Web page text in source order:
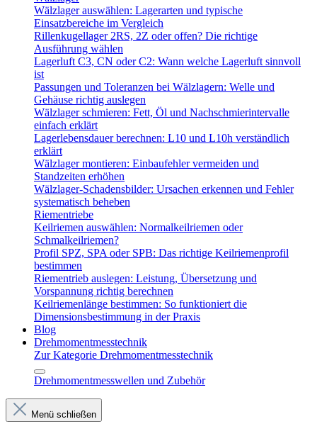
Wälzlager auswählen: Lagerarten und typische
Einsatzbereiche im Vergleich
Rillenkugellager 2RS, 2Z oder offen? Die richtige
Ausführung wählen
Lagerluft C3, CN oder C2: Wann welche Lagerluft sinnvoll
ist
Passungen und Toleranzen bei Wälzlagern: Welle und
Gehäuse richtig auslegen
Wälzlager schmieren: Fett, Öl und Nachschmierintervalle
einfach erklärt
Lagerlebensdauer berechnen: L10 und L10h verständlich
erklärt
Wälzlager montieren: Einbaufehler vermeiden und
Standzeiten erhöhen
Wälzlager-Schadensbilder: Ursachen erkennen und Fehler
systematisch beheben
Riementriebe
Keilriemen auswählen: Normalkeilriemen oder
Schmalkeilriemen?
Profil SPZ, SPA oder SPB: Das richtige Keilriemenprofil
bestimmen
Riementrieb auslegen: Leistung, Übersetzung und
Vorspannung richtig berechnen
Keilriemenlänge bestimmen: So funktioniert die
Dimensionsbestimmung in der Praxis
Blog
Drehmomentmesstechnik
Zur Kategorie Drehmomentmesstechnik
Drehmomentmesswellen und Zubehör
Menü schließen